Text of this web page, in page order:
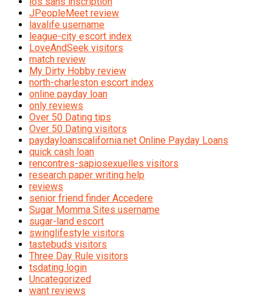
JPeopleMeet review
lavalife username
league-city escort index
LoveAndSeek visitors
match review
My Dirty Hobby review
north-charleston escort index
online payday loan
only reviews
Over 50 Dating tips
Over 50 Dating visitors
paydayloanscalifornia.net Online Payday Loans
quick cash loan
rencontres-sapiosexuelles visitors
research paper writing help
reviews
senior friend finder Accedere
Sugar Momma Sites username
sugar-land escort
swinglifestyle visitors
tastebuds visitors
Three Day Rule visitors
tsdating login
Uncategorized
want reviews